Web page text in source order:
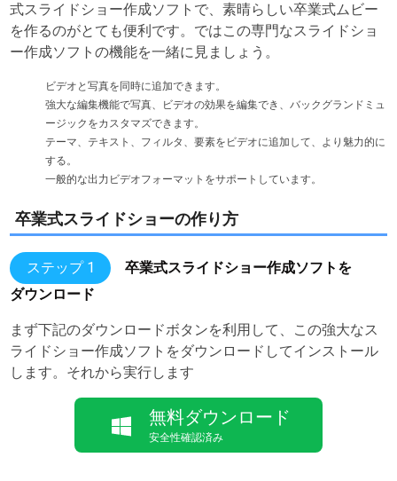
式スライドショー作成ソフトで、素晴らしい卒業式ムビー
を作るのがとても便利です。ではこの専門なスライドショ
ー作成ソフトの機能を一緒に見ましょう。
ビデオと写真を同時に追加できます。
強大な編集機能で写真、ビデオの効果を編集でき、バックグランドミュ
ージックをカスタマズできます。
テーマ、テキスト、フィルタ、要素をビデオに追加して、より魅力的に
する。
一般的な出力ビデオフォーマットをサポートしています。
卒業式スライドショーの作り方
ステップ 1
卒業式スライドショー作成ソフトを
ダウンロード
まず下記のダウンロードボタンを利用して、この強大なス
ライドショー作成ソフトをダウンロードしてインストール
します。それから実行します
無料ダウンロード
安全性確認済み